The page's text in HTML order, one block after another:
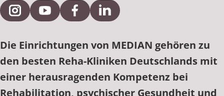
Externe Verlinkung zu Instagram
Externe Verlinkung zu YouTube
Externe Verlinkung zu Facebook
Externe Verlinkung zu
Die Einrichtungen von MEDIAN gehören zu
den besten Reha-Kliniken Deutschlands mit
einer herausragenden Kompetenz bei
Rehabilitation, psychischer Gesundheit und